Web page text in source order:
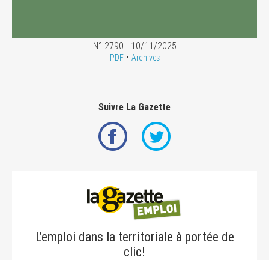
N° 2790 - 10/11/2025
PDF• Archives
Suivre La Gazette
L’emploi dans la territoriale à portée de
clic!